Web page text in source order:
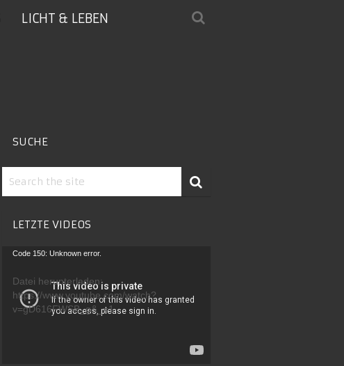
LICHT & LEBEN
SUCHE
LETZTE VIDEOS
Video-
Code 150: Unknown error.
Datei herunterladen:
https://www.youtube.com/watch?
v=gD616FWSB_g&_=1